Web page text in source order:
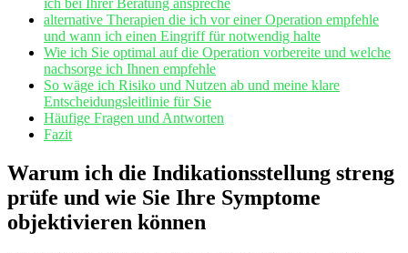
alternative Therapien die ich vor einer Operation empfehle
und wann ich einen Eingriff für notwendig⁢ halte
Wie ich Sie optimal auf die Operation vorbereite ‌und welche
nachsorge ich Ihnen empfehle
So wäge ich Risiko und Nutzen ab und meine klare
Entscheidungsleitlinie⁤ für Sie
Häufige Fragen und Antworten
Fazit
Warum ich die​ Indikationsstellung ⁢streng
prüfe und wie‌ Sie ‍Ihre Symptome
objektivieren können